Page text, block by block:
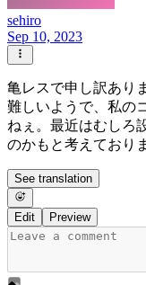
sehiro
Sep 10, 2023
亀レスで申し訳あり
難しいようで、私の
ねぇ。最近はむしろ
のかもと考えており
See translation
Edit Preview